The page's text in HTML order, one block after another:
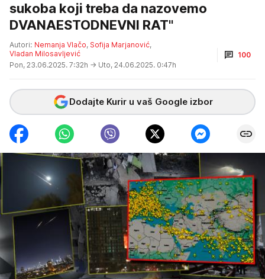
sukoba koji treba da nazovemo
DVANAESTODNEVNI RAT"
Autori: Nemanja Vlačo, Sofija Marjanović,
Vladan Milosavljević
Pon, 23.06.2025. 7:32h → Uto, 24.06.2025. 0:47h
100
Dodajte Kurir u vaš Google izbor